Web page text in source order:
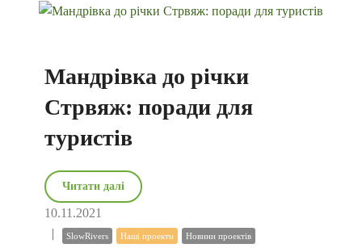
Мандрівка до річки
Стрвяж: поради для
туристів
Читати далі
10.11.2021
SlowRivers Наші проекти Новини проектів